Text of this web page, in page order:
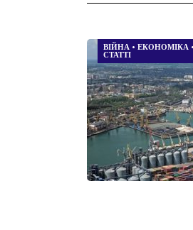
ВІЙНА • ЕКОНОМІКА •
СТАТТІ